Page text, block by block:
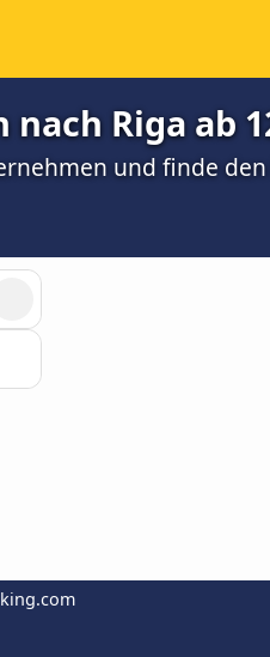
Riga ab
und finde